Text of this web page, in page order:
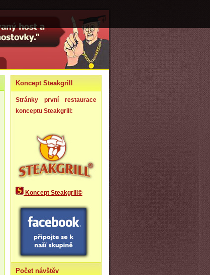
Koncept Steakgrill
Stránky první restaurace
konceptu Steakgrill:
Koncept Steakgrill©
Počet návštěv